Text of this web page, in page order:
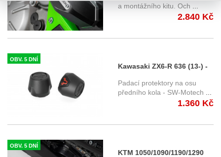
Motech
a montážního kitu. Och
2.840 Kč
OBV. 5 DNÍ
Kawasaki ZX6-R 636 (13-) -
slidery na přední osu SW-
Motech
Padací protektory na osu
předního kola - SW-Motech
1.360 Kč
OBV. 5 DNÍ
KTM 1050/1090/1190/1290